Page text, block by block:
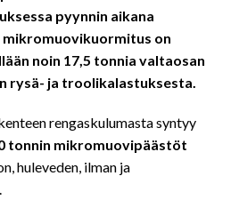
pyynnin aikana
on
noin 17,5 tonnia valtaosan
rysä- ja troolikalastuksesta.
rengaskulumasta syntyy
tonnin mikromuovipäästöt
huleveden, ilman ja